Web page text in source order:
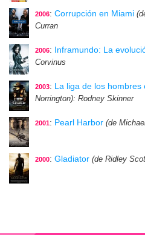
2006: Corrupción en Miami
Curran
2006: Inframundo: La
Corvinus
2003: La liga de los hombres
Norrington): Rodney Skinner
2001: Pearl Harbor (de
2000: Gladiator (de Ridley